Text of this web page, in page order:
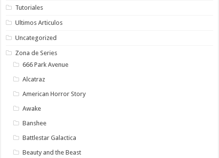
Tutoriales
Ultimos Articulos
Uncategorized
Zona de Series
666 Park Avenue
Alcatraz
American Horror Story
Awake
Banshee
Battlestar Galactica
Beauty and the Beast